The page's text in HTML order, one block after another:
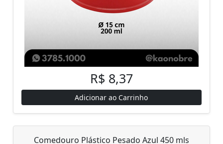
R$ 8,37
Adicionar ao Carrinho
Comedouro Plástico Pesado Azul 450 mls